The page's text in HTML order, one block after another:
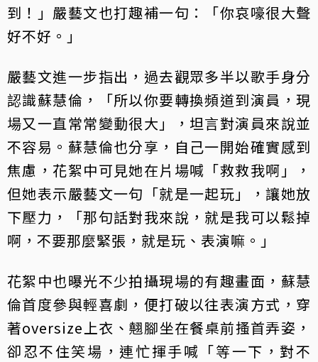
到！」嚴藝文也打趣補一句：「你哀嚎很大聲
好不好。」
嚴藝文進一步指出，過去觀眾多半以歌手身分
認識蘇慧倫，「所以你要轉換頻道到演員，現
場又一直常常變動很大」，坦言對演員來說並
不容易。蘇慧倫也分享，自己一開始確實感到
焦慮，花絮中可見她在片場喊「救救我啊」，
但她表示嚴藝文一句「就是一起玩」，讓她放
下壓力，「那句話對我來說，就是我可以鬆掉
啊，不要那麼緊張，就是玩、表演嘛。」
花絮中也曝光不少拍攝現場的有趣畫面，蘇慧
倫首度參與輕喜劇，便打破以往表演方式，穿
著oversize上衣、翹腳坐在餐桌前搔首弄姿，
卻忍不住笑場，連忙揮手喊「等一下，對不